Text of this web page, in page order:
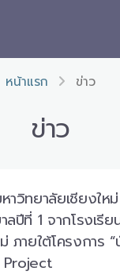
หน้าแรก ข่าว
ข่าว
าวิทยาลัยเชียงให
ลปีที่ 1 จากโรงเรีย
ภายใต้โครงการ